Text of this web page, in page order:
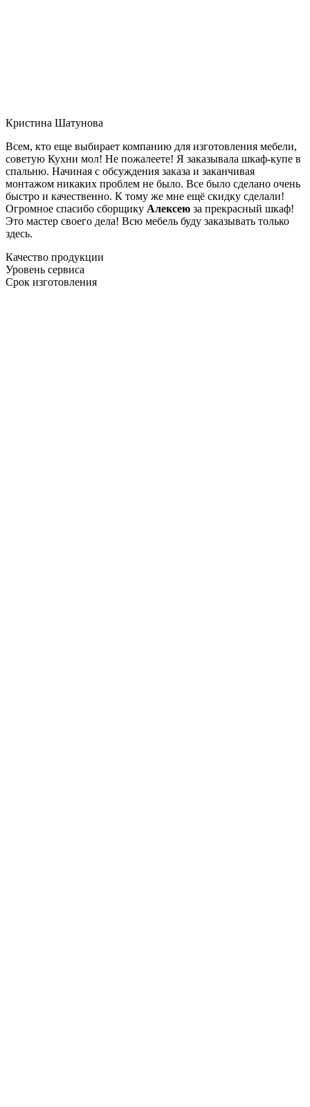
Кристина Шатунова
Всем, кто еще выбирает компанию для изготовления мебели,
советую Кухни мол! Не пожалеете! Я заказывала шкаф-купе в
спальню. Начиная с обсуждения заказа и заканчивая
монтажом никаких проблем не было. Все было сделано очень
быстро и качественно. К тому же мне ещё скидку сделали!
Огромное спасибо сборщику Алексею за прекрасный шкаф!
Это мастер своего дела! Всю мебель буду заказывать только
здесь.
Качество продукции
Уровень сервиса
Срок изготовления